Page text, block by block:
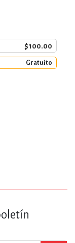
$100.00
Gratuito